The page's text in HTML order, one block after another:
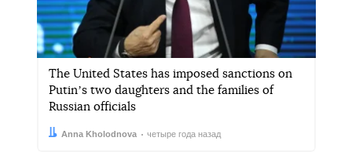
The United States has imposed sanctions on
Putinʼs two daughters and the families of
Russian officials
Автор:Anna Kholodnova
Дата: четыре года назад